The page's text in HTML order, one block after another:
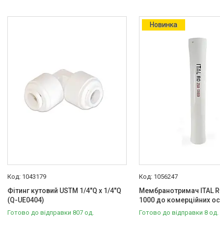
1043179
Фітинг кутовий USTM 1/4"Q x 1/4"Q
(Q-UE0404)
Готово до відправки 807 од.
Новинка
1056247
Мембранотримач ITAL
1000 до комерційних
Готово до відправки 8 од.